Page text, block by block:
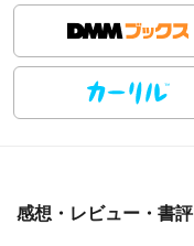
感想・レビュー・書評